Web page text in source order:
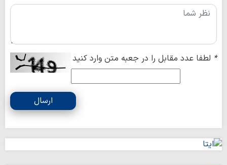
* لطفا عدد مقابل را در جعبه متن وارد کنید
ارسال